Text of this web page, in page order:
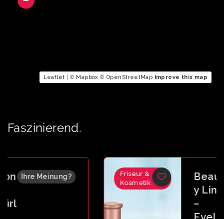
Leaflet | © Mapbox © OpenStreetMap Improve this map
Faszinierend.
Friseur &
Kosmetik
Beaut
y Line
–
Ihre Meinung?